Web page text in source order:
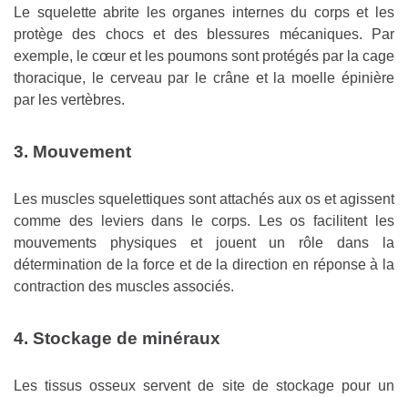
Le squelette abrite les organes internes du corps et les
protège des chocs et des blessures mécaniques. Par
exemple, le cœur et les poumons sont protégés par la cage
thoracique, le cerveau par le crâne et la moelle épinière
par les vertèbres.
3. Mouvement
Les muscles squelettiques sont attachés aux os et agissent
comme des leviers dans le corps. Les os facilitent les
mouvements physiques et jouent un rôle dans la
détermination de la force et de la direction en réponse à la
contraction des muscles associés.
4. Stockage de minéraux
Les tissus osseux servent de site de stockage pour un